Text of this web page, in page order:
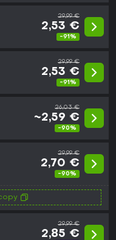
29,99 €
2,53 €
-91%
29,99 €
2,53 €
-91%
26,03 €
~2,59 €
-90%
29,99 €
2,70 €
-90%
29,99 €
2,85 €